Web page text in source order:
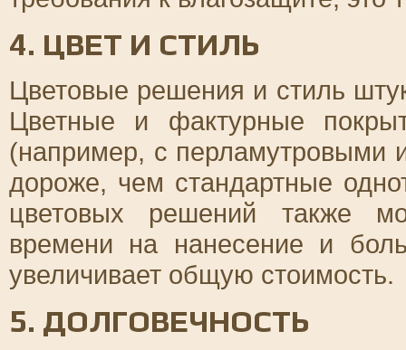
4. ЦВЕТ И СТИЛЬ
Цветовые решения и стиль
Цветные и фактурные
(например, с перламутровыми
дороже, чем стандартные
цветовых решений также
времени на нанесение и
увеличивает общую стоимость.
5. ДОЛГОВЕЧНОСТЬ